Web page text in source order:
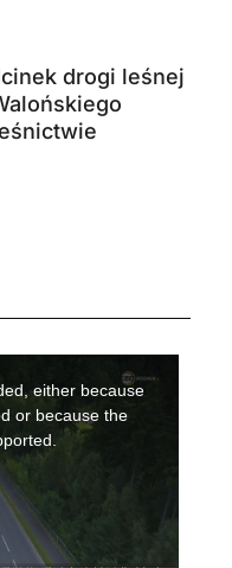
drogi leśnej